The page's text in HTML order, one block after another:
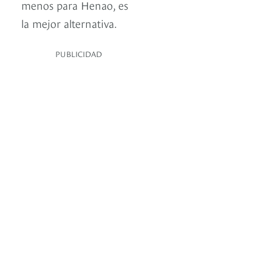
menos para Henao, es
la mejor alternativa.
PUBLICIDAD